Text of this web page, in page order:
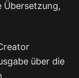
über die